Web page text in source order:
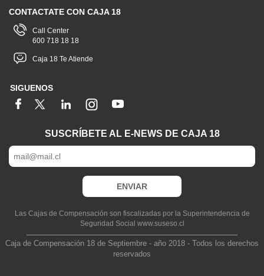
CONTACTATE CON CAJA 18
Call Center
600 718 18 18
Caja 18 Te Atiende
SIGUENOS
SUSCRÍBETE AL E-NEWS DE CAJA 18
Las Cajas de Compensación son fiscalizadas por la Superintendencia de
Seguridad Social www.suseso.cl
Caja de Compensación 18 de Septiembre - año 2018 - Todos los derechos
reservados